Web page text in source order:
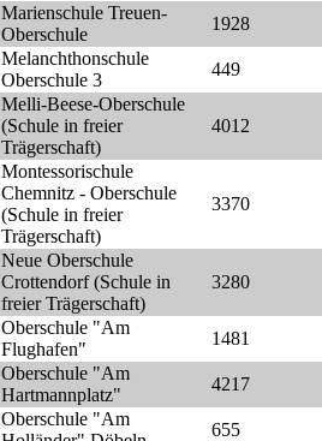
Marienschule Treuen-
Oberschule
1928
Melanchthonschule
Oberschule 3
449
Melli-Beese-Oberschule
(Schule in freier
Trägerschaft)
4012
Montessorischule
Chemnitz - Oberschule
(Schule in freier
Trägerschaft)
3370
Neue Oberschule
Crottendorf (Schule in
freier Trägerschaft)
3280
Oberschule "Am
Flughafen"
1481
Oberschule "Am
Hartmannplatz"
4217
Oberschule "Am
655